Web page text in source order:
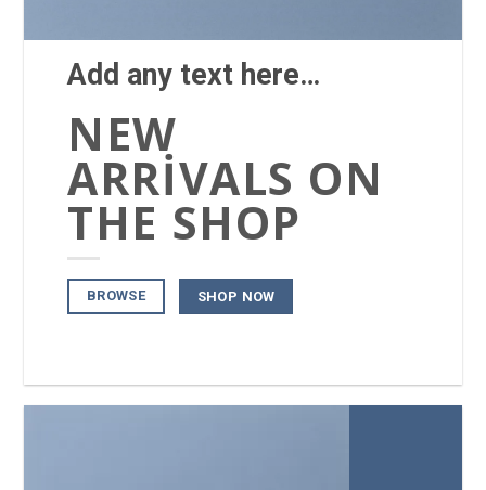
Add any text here…
NEW
ARRIVALS ON
THE SHOP
BROWSE SHOP NOW